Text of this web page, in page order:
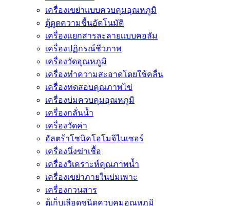
เครื่องเขย่าแบบควบคุมอุณหภูมิ
ตู้ดูดความชื้นอัตโนมัติ
เครื่องเเยกสารละลายเเบบคอลัม
เครื่องปฏิกรณ์ชีวภาพ
เครื่องวัดอุณหภูมิ
เครื่องทำความสะอาดโดยใช้คลื่น
เครื่องทดสอบคุณภาพไข่
เครื่องบ่มควบคุมอุณหภูมิ
เครื่องกลั่นน้ำ
เครื่องวัดค่า
อัลตร้าโซนิคโฮโมจิไนเซอร์
เครื่องนึ่งฆ่าเชื้อ
เครื่องวิเคราะห์คุณภาพน้ำ
เครื่องเขย่าภายในบ่มเพาะ
เครื่องกวนสาร
ตู้เก็บเลือดชนิดควบคุมอุณหภูมิ